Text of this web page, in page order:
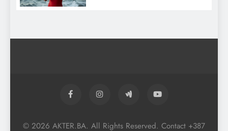
© 2026 AKTER.BA. All Rights Reserved. Contact +387